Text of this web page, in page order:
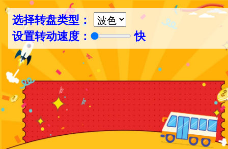
选择转盘类型：
设置转动速度：
快